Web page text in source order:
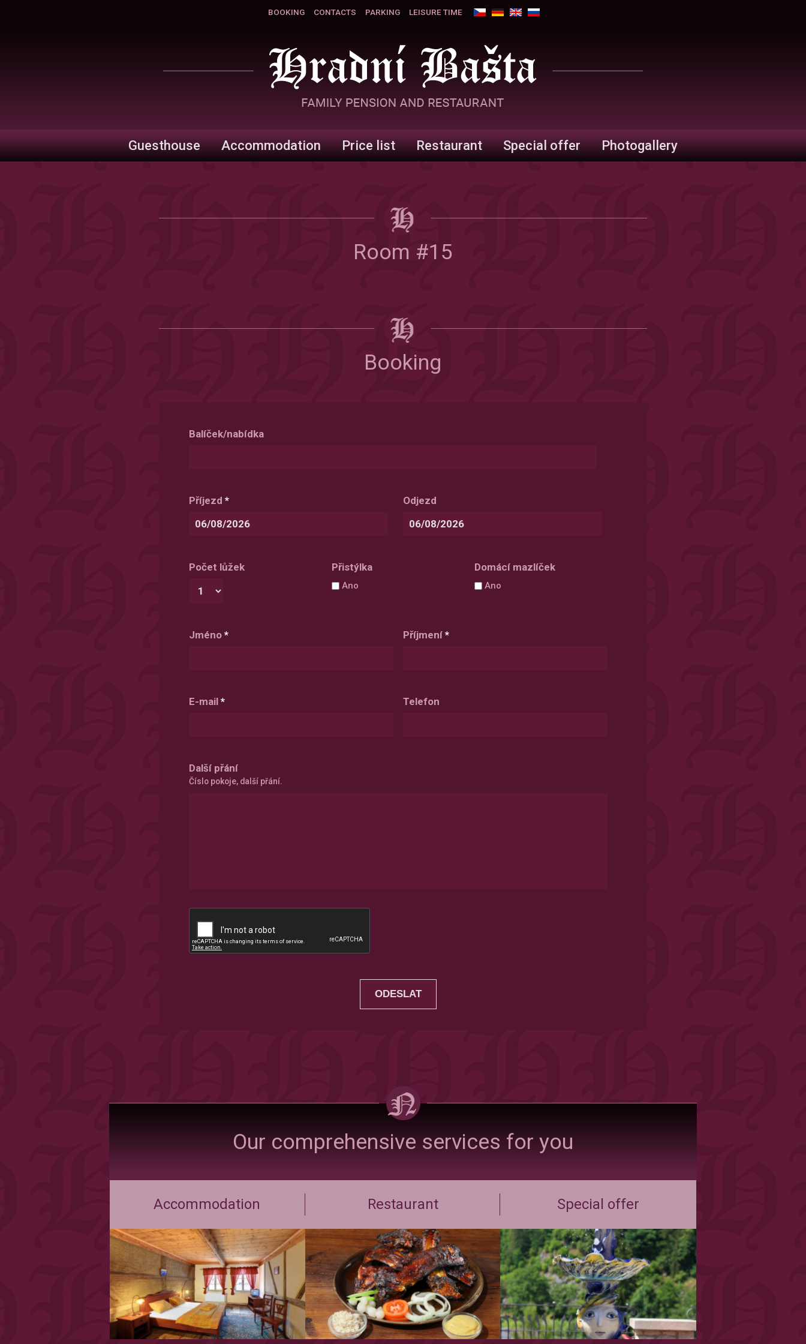
BOOKING CONTACTS PARKING LEISURE TIME
Guesthouse Accommodation Price list Restaurant Special offer Photogallery
Room #15
Booking
Balíček/nabídka
Příjezd *
Format:
Odjezd
Počet lůžek Přistýlka
Ano
Domácí mazlíček
Ano
Jméno * Příjmení *
E-mail * Telefon
Další přání
Číslo pokoje, další přání.
Our comprehensive services for you
Accommodation Restaurant Special offer